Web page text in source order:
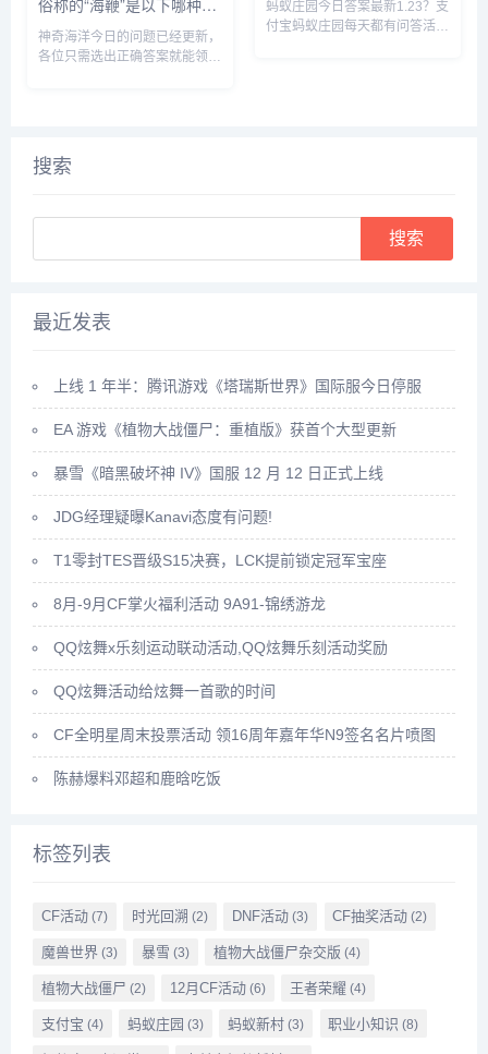
俗称的“海鞭”是以下哪种海
洋生物 神奇海洋1月23日答
案
神奇海洋今日的问题已经更新，
各位只需选出正确答案就能领取
快来看一看吧。...
蚂蚁庄园今日答案最新1.23？支
付宝蚂蚁庄园每天都有问答活
搜索
最近发表
上线 1 年半：腾讯游戏《塔瑞斯世界》国际服今日停服
EA 游戏《植物大战僵尸：重植版》获首个大型更新
暴雪《暗黑破坏神 IV》国服 12 月 12 日正式上线
JDG经理疑曝Kanavi态度有问题!
T1零封TES晋级S15决赛，LCK提前锁定冠军宝座
8月-9月CF掌火福利活动 9A91-锦绣游龙
QQ炫舞x乐刻运动联动活动,QQ炫舞乐刻活动奖励
QQ炫舞活动给炫舞一首歌的时间
CF全明星周末投票活动 领16周年嘉年华N9签名名片喷图
陈赫爆料邓超和鹿晗吃饭
标签列表
CF活动(7) 时光回溯 (2) DNF活动 (3) CF抽奖活动 (2)
魔兽世界(3) 暴雪 (3) 植物大战僵尸杂交版 (4)
植物大战僵尸 (2) 12月CF活动(6) 王者荣耀 (4)
支付宝 (4) 蚂蚁庄园 (3) 蚂蚁新村 (3) 职业小知识 (8)